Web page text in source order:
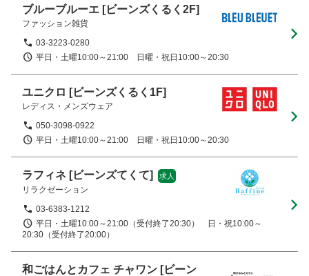
ブルーブルーエ [ビーンズくるく2F]
ファッション雑貨
03-3223-0280
平日・土曜10:00～21:00　日曜・祝日10:00～20:30
ユニクロ [ビーンズくるく1F]
レディス・メンズウェア
050-3098-0922
平日・土曜10:00～21:00　日曜・祝日10:00～20:30
ラフィネ [ビーンズてくて] 求人
リラクゼーション
03-6383-1212
平日・土曜10:00～21:00（受付終了20:30）　日・祝10:00～
20:30（受付終了20:00）
和ごはんとカフェ チャワン [ビーン